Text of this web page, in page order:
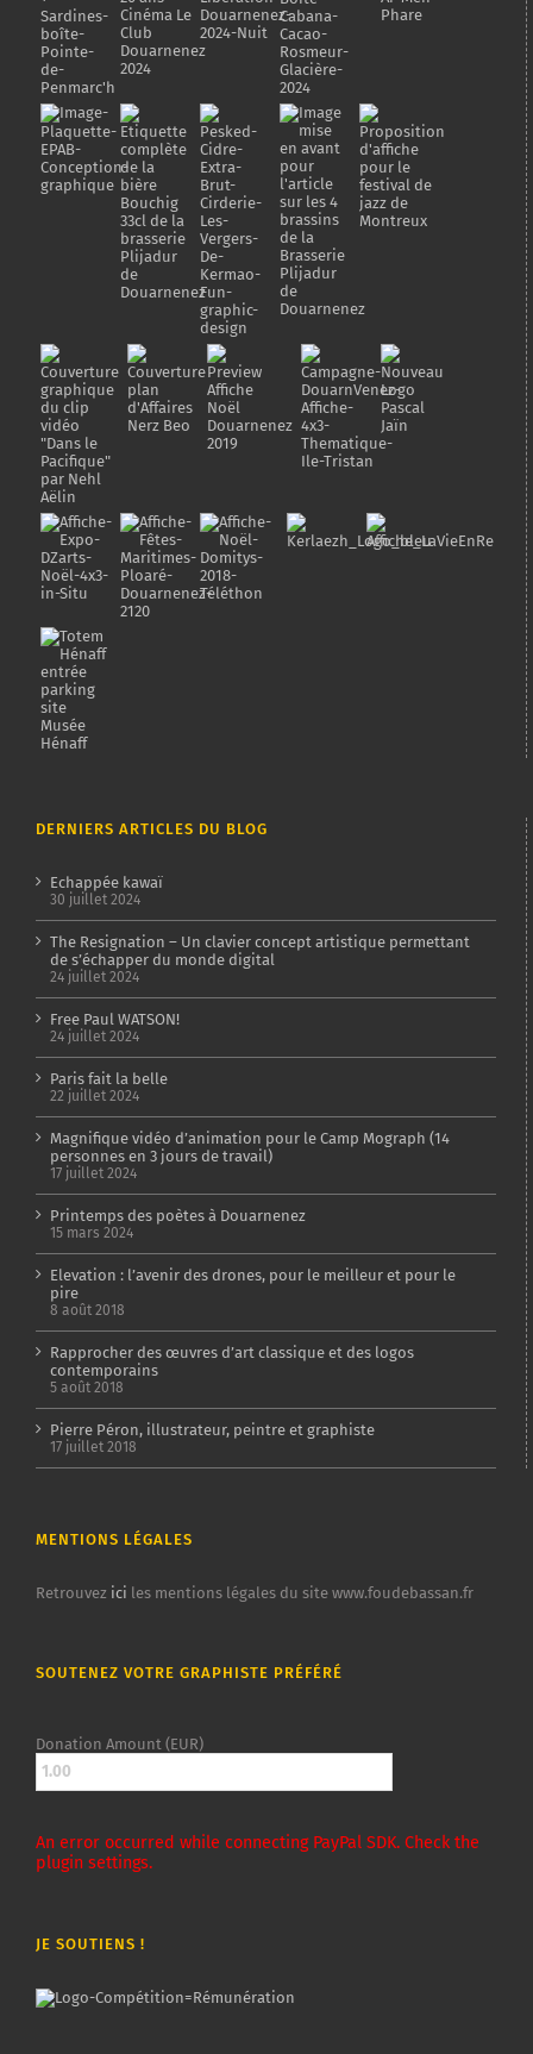
DERNIERS ARTICLES DU BLOG
Echappée kawaï
30 juillet 2024
The Resignation – Un clavier concept artistique permettant
de s’échapper du monde digital
24 juillet 2024
Free Paul WATSON!
24 juillet 2024
Paris fait la belle
22 juillet 2024
Magnifique vidéo d’animation pour le Camp Mograph (14
personnes en 3 jours de travail)
17 juillet 2024
Printemps des poètes à Douarnenez
15 mars 2024
Elevation : l’avenir des drones, pour le meilleur et pour le
pire
8 août 2018
Rapprocher des œuvres d’art classique et des logos
contemporains
5 août 2018
Pierre Péron, illustrateur, peintre et graphiste
17 juillet 2018
MENTIONS LÉGALES
Retrouvez ici les mentions légales du site www.foudebassan.fr
SOUTENEZ VOTRE GRAPHISTE PRÉFÉRÉ
Donation Amount (EUR)
An error occurred while connecting PayPal SDK. Check the
plugin settings.
JE SOUTIENS !